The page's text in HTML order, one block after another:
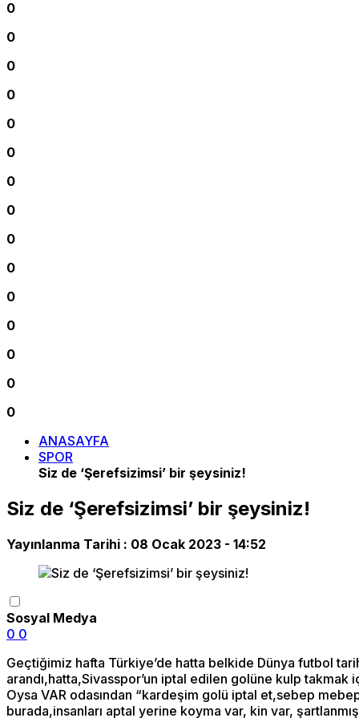
0
0
0
0
0
0
0
0
0
0
0
0
0
0
0
ANASAYFA
SPOR
Siz de ‘Şerefsizimsi’ bir şeysiniz!
Siz de ‘Şerefsizimsi’ bir şeysiniz!
Yayınlanma Tarihi : 08 Ocak 2023 - 14:52
Sosyal Medya
0 0
Geçtiğimiz hafta Türkiye’de hatta belkide Dünya futbol
arandı,hatta,Sivasspor’un iptal edilen golüne kulp takmak
Oysa VAR odasından “kardeşim golü iptal et,sebep
burada,insanları aptal yerine koyma var, kin var,